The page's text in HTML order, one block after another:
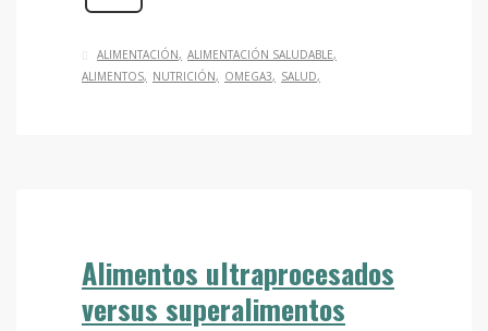
ALIMENTACIÓN
ALIMENTACIÓN SALUDABLE
ALIMENTOS
NUTRICIÓN OMEGA3 SALUD
Alimentos ultraprocesados
versus superalimentos